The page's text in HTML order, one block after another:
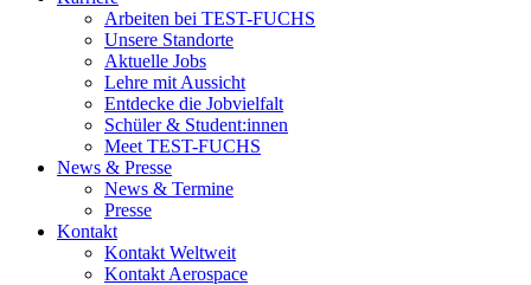
Arbeiten bei TEST-FUCHS
Unsere Standorte
Aktuelle Jobs
Lehre mit Aussicht
Entdecke die Jobvielfalt
Schüler & Student:innen
Meet TEST-FUCHS
News & Presse
News & Termine
Presse
Kontakt
Kontakt Weltweit
Kontakt Aerospace